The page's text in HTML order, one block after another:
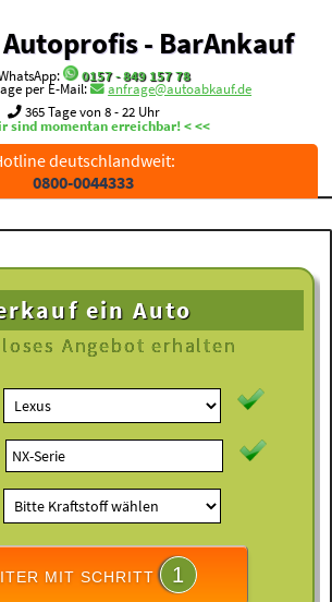
Autoprofis - BarAnkauf
0157 - 849 157 78
per E-Mail:
anfrage@autoabkauf.de
365 Tage von 8 - 22 Uhr
sind momentan erreichbar! < <<
deutschlandweit:
0800-0044333
ein Auto
Angebot erhalten
MIT SCHRITT 1